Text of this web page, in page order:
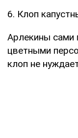
6. Клоп
Арлекины сами
цветными
клоп не